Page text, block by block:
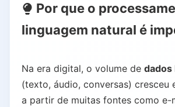
2.6. Geração Automática de
3. Como o PLN funciona?
Análise e Compreensão de
3.4.
Geração de Linguagem ou Ação
Por que o
linguagem natural é
Na era digital, o volume de dados
(texto, áudio, conversas) cresceu
a partir de muitas fontes como e-